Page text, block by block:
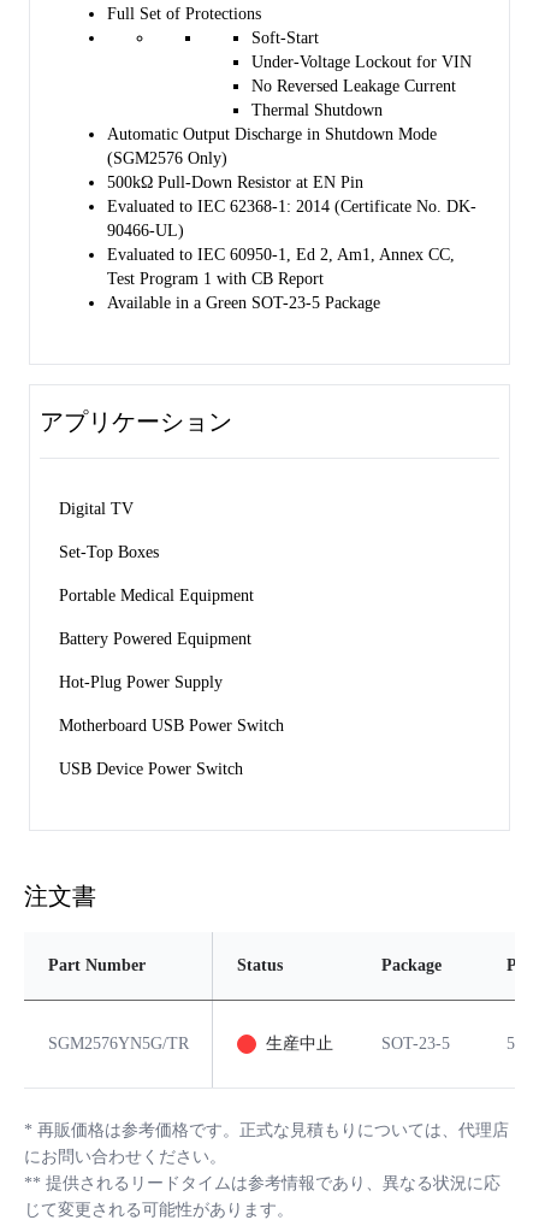
package. They are rated over the -40℃ to +85℃ temperature range.
Full Set of Protections
Soft-Start
Under-Voltage Lockout for VIN
No Reversed Leakage Current
Thermal Shutdown
Automatic Output Discharge in Shutdown Mode
(SGM2576 Only)
500kΩ Pull-Down Resistor at EN Pin
Evaluated to IEC 62368-1: 2014 (Certificate No. DK-
90466-UL)
Evaluated to IEC 60950-1, Ed 2, Am1, Annex CC,
Test Program 1 with CB Report
Available in a Green SOT-23-5 Package
アプリケーション
Digital TV
Set-Top Boxes
Portable Medical Equipment
Battery Powered Equipment
Hot-Plug Power Supply
Motherboard USB Power Switch
USB Device Power Switch
注文書
Part Number Status Package Pins
SGM2576YN5G/TR 生産中止 SOT-23-5 5
* 再販価格は参考価格です。正式な見積もりについては、代理店
にお問い合わせください。
** 提供されるリードタイムは参考情報であり、異なる状況に応
じて変更される可能性があります。